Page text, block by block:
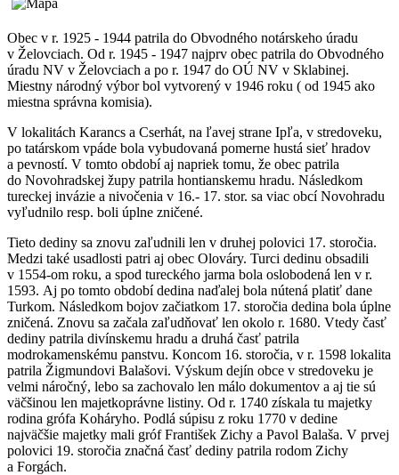
Obec v r. 1925 - 1944 patrila do Obvodného notárskeho úradu
v Želovciach. Od r. 1945 - 1947 najprv obec patrila do Obvodného
úradu NV v Želovciach a po r. 1947 do OÚ NV v Sklabinej.
Miestny národný výbor bol vytvorený v 1946 roku ( od 1945 ako
miestna správna komisia).
V lokalitách Karancs a Cserhát, na ľavej strane Ipľa, v stredoveku,
po tatárskom vpáde bola vybudovaná pomerne hustá sieť hradov
a pevností. V tomto období aj napriek tomu, že obec patrila
do Novohradskej župy patrila hontianskemu hradu. Následkom
tureckej invázie a nivočenia v 16.- 17. stor. sa viac obcí Novohradu
vyľudnilo resp. boli úplne zničené.
Tieto dediny sa znovu zaľudnili len v druhej polovici 17. storočia.
Medzi také usadlosti patri aj obec Olováry. Turci dedinu obsadili
v 1554-om roku, a spod tureckého jarma bola oslobodená len v r.
1593. Aj po tomto období dedina naďalej bola nútená platiť dane
Turkom. Následkom bojov začiatkom 17. storočia dedina bola úplne
zničená. Znovu sa začala zaľudňovať len okolo r. 1680. Vtedy časť
dediny patrila divínskemu hradu a druhá časť patrila
modrokamenskému panstvu. Koncom 16. storočia, v r. 1598 lokalita
patrila Žigmundovi Balašovi. Výskum dejín obce v stredoveku je
velmi náročný, lebo sa zachovalo len málo dokumentov a aj tie sú
väčšinou len majetkoprávne listiny. Od r. 1740 získala tu majetky
rodina grófa Koháryho. Podlá súpisu z roku 1770 v dedine
najväčšie majetky mali gróf František Zichy a Pavol Balaša. V prvej
polovici 19. storočia značná časť dediny patrila rodom Zichy
a Forgách.